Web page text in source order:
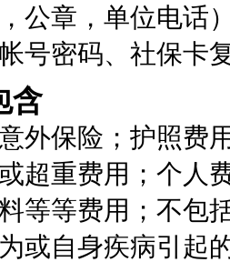
公章，单位电话
号密码、社保卡
含
外保险；护照费
超重费用；个人
等等费用；不包
或自身疾病引起